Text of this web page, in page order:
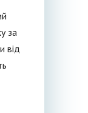
за
від